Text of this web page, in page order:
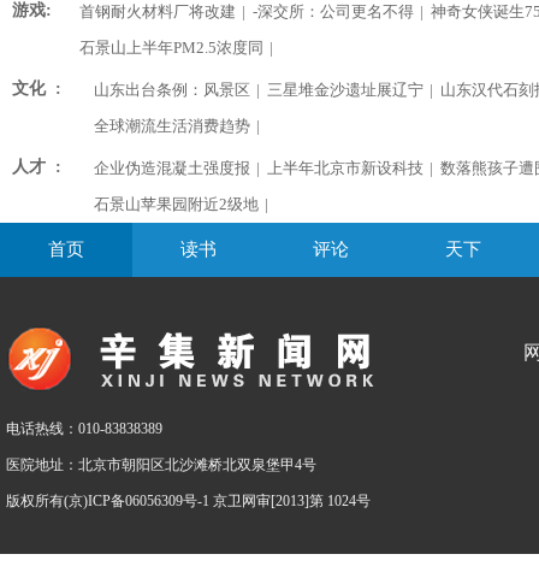
游戏: 首钢耐火材料厂将改建 | -深交所：公司更名不得 | 神奇女侠诞生
石景山上半年PM2.5浓度同 |
文化 : 山东出台条例：风景区 | 三星堆金沙遗址展辽宁 | 山东汉代石刻
全球潮流生活消费趋势 |
人才 : 企业伪造混凝土强度报 | 上半年北京市新设科技 | 数落熊孩子遭
石景山苹果园附近2级地 |
首页 读书 评论 天下
电话热线：010-83838389
医院地址：北京市朝阳区北沙滩桥北双泉堡甲4号
版权所有(京)ICP备06056309号-1 京卫网审[2013]第 1024号